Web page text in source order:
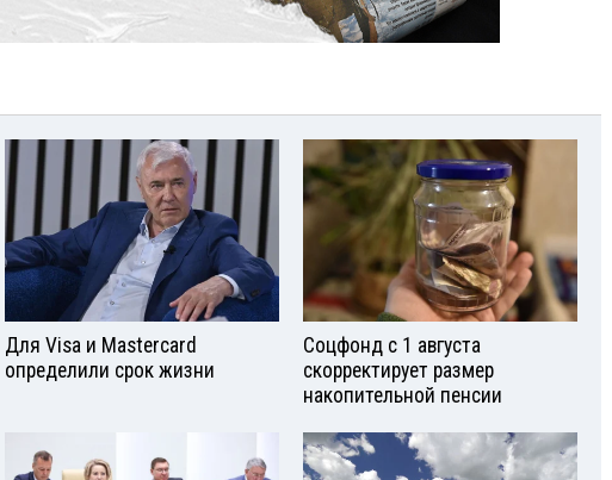
Для Visа и Mastercard
определили срок жизни
Соцфонд с 1 августа
скорректирует размер
накопительной пенсии